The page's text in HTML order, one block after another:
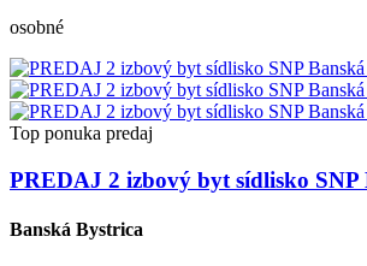
osobné
Top ponuka predaj
PREDAJ 2 izbový byt sídlisko SNP
Banská Bystrica